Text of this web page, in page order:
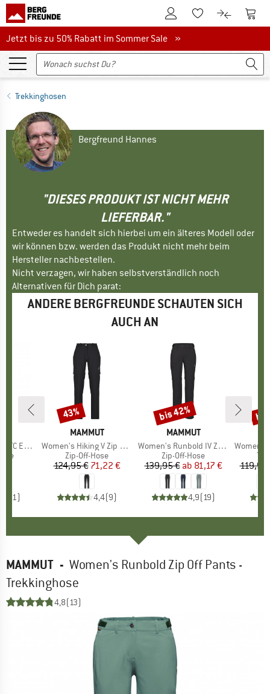
Zum KundenkontoZum Merkzettel.
Zum Zum
Jetzt bis zu 50% Rabatt im Sommer Sale
Jetzt bis zu 50% Rabatt im Sommer Sale »
Trekkinghosen
Bergfreund Hannes
"DIESES PRODUKT IST NICHT MEHR
LIEFERBAR."
Entweder es handelt sich hierbei um ein älteres Modell oder
wir können bzw. werden das Produkt nicht mehr beim
Hersteller nachbestellen.
Nicht verzagen, wir haben selbstverständlich noch
Alternativen für Dich parat:
ANDERE BERGFREUNDE SCHAUTEN SICH
AUCH AN
Extrem
1)
MARKE
MAMMUT
Artikel
Women's Hiking V Zip Off Pants
Produktgruppe
Zip-Off-Hose
Preis
124,95 €reduzierter Preis
71,22 €
4,4(9)
Rabatt
43%
MARKE
MAMMUT
Artikel
Women's Runbold IV Zip Off Pants
Produktgruppe
Zip-Off-Hose
Preis
139,95 € reduzierter Preis
ab 81,17 €
4,9(19)
Rabatt
bis 42%
Artikel
Women's
119,95
MAMMUT - Women's Runbold Zip Off Pants -
Trekkinghose
4,8(13)